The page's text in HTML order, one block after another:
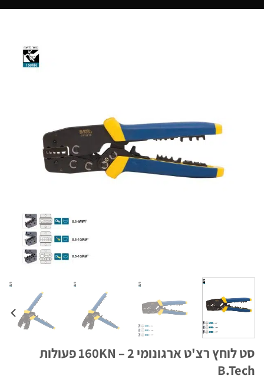
סט לוחץ רצ'ט ארגונומי 160KN – 2 פעולות